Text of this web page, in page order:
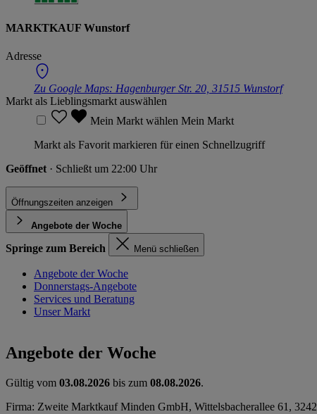
MARKTKAUF Wunstorf
Adresse
Zu Google Maps: Hagenburger Str. 20, 31515 Wunstorf
Markt als Lieblingsmarkt auswählen
Mein Markt wählen Mein Markt
Markt als Favorit markieren für einen Schnellzugriff
Geöffnet · Schließt um 22:00 Uhr
Öffnungszeiten anzeigen
Angebote der Woche
Springe zum Bereich Menü schließen
Angebote der Woche
Donnerstags-Angebote
Services und Beratung
Unser Markt
Angebote der Woche
Gültig vom 03.08.2026 bis zum 08.08.2026.
Firma: Zweite Marktkauf Minden GmbH, Wittelsbacherallee 61,